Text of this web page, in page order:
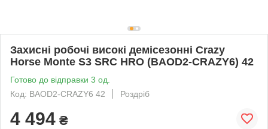
Захисні робочі високі демісезонні Crazy
Horse Моntе S3 SRC HRO (BAOD2-CRAZY6) 42
Готово до відправки 3 од.
Код: BAOD2-CRAZY6 42
Роздріб
4 494 ₴